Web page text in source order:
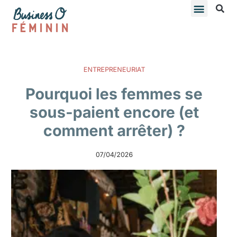
ENTREPRENEURIAT
Pourquoi les femmes se
sous-paient encore (et
comment arrêter) ?
07/04/2026